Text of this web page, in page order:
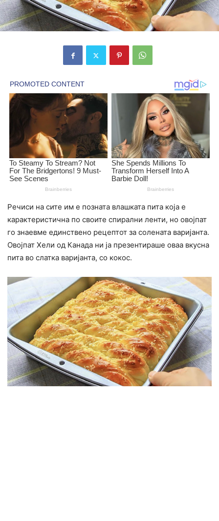
Речиси на сите им е позната влашката пита која е
карактеристична по своите спирални ленти, но овојпат
го знаевме единствено рецептот за солената варијанта.
Овојпат Хели од Канада ни ја презентираше оваа вкусна
пита во слатка варијанта, со кокос.